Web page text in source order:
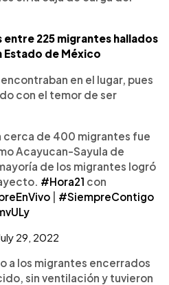
entre 225 migrantes hallados
Estado de México
en el lugar, pues
con el temor de ser
cerca de 400 migrantes fue
Acayucan-Sayula de
de los migrantes logró
#Hora21 con
#SiempreContigo
29, 2022
a los migrantes encerrados
sin ventilación y tuvieron